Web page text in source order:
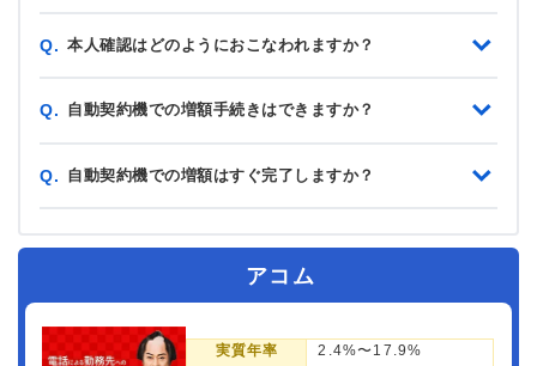
Q. 本人確認はどのようにおこなわれますか？
Q. 自動契約機での増額手続きはできますか？
Q. 自動契約機での増額はすぐ完了しますか？
アコム
実質年率 2.4%〜17.9%